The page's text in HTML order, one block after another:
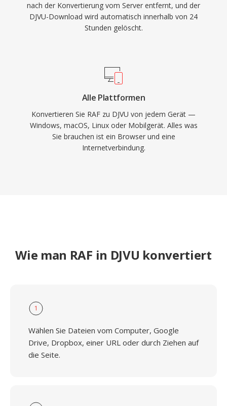
nach der Konvertierung vom Server entfernt, und der
DJVU-Download wird automatisch innerhalb von 24
Stunden gelöscht.
Alle Plattformen
Konvertieren Sie RAF zu DJVU von jedem Gerät —
Windows, macOS, Linux oder Mobilgerät. Alles was
Sie brauchen ist ein Browser und eine
Internetverbindung.
Wie man RAF in DJVU konvertiert
1
Wählen Sie Dateien vom Computer, Google
Drive, Dropbox, einer URL oder durch Ziehen auf
die Seite.